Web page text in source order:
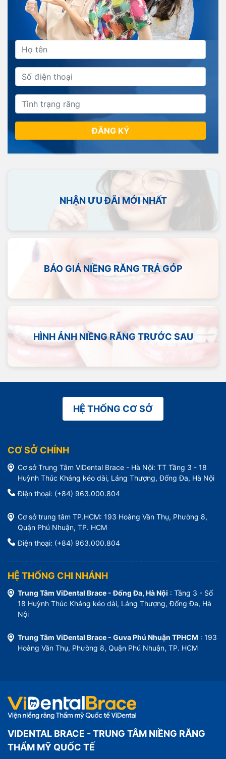
ĐĂNG KÝ
NHẬN ƯU ĐÃI MỚI NHẤT
BÁO GIÁ NIỀNG RĂNG TRẢ GÓP
HÌNH ẢNH NIỀNG RĂNG TRƯỚC SAU
HỆ THỐNG CƠ SỞ
CƠ SỞ CHÍNH
Cơ sở Trung Tâm ViDental Brace - Hà Nội: TT Tầng 3 - 18
Huỳnh Thúc Kháng kéo dài, Láng Thượng, Đống Đa, Hà Nội
Điện thoại: (+84) 963.000.804
Cơ sở trung tâm TP.HCM: 193 Hoàng Văn Thụ, Phường 8,
Quận Phú Nhuận, TP. HCM
Điện thoại: (+84) 963.000.804
HỆ THỐNG CHI NHÁNH
Trung Tâm ViDental Brace - Đống Đa, Hà Nội : Tầng 3 - Số
18 Huỳnh Thúc Kháng kéo dài, Láng Thượng, Đống Đa, Hà
Nội
Trung Tâm ViDental Brace - Guva Phú Nhuận TPHCM : 193
Hoàng Văn Thụ, Phường 8, Quận Phú Nhuận, TP. HCM
VIDENTAL BRACE - TRUNG TÂM NIỀNG RĂNG
THẨM MỸ QUỐC TẾ